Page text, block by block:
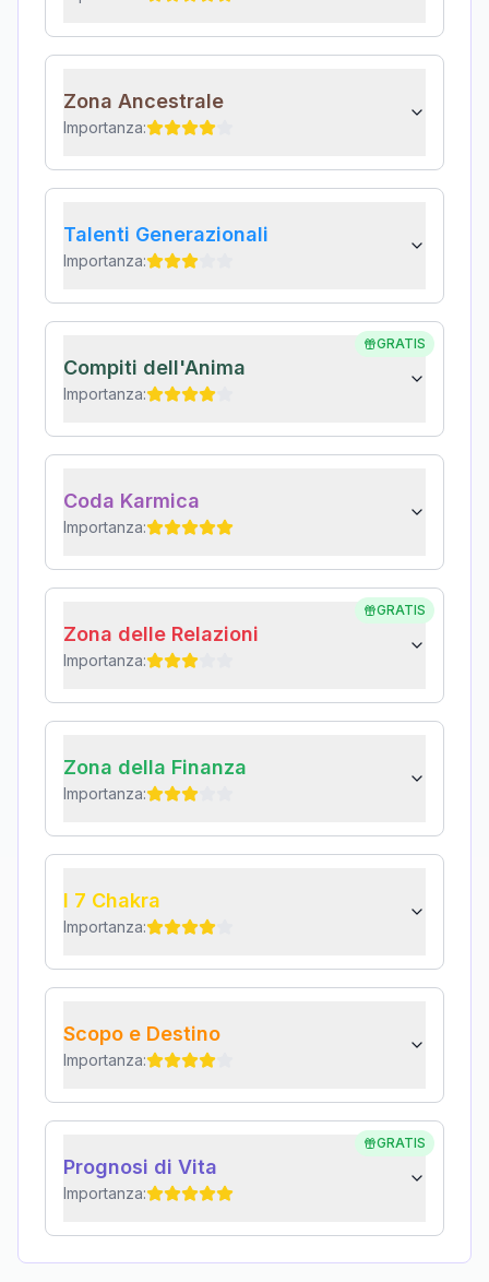
Zona Ancestrale
Importanza:
Talenti Generazionali
Importanza:
GRATIS
Compiti dell'Anima
Importanza:
Coda Karmica
Importanza:
GRATIS
Zona delle Relazioni
Importanza:
Zona della Finanza
Importanza:
I 7 Chakra
Importanza:
Scopo e Destino
Importanza:
GRATIS
Prognosi di Vita
Importanza: